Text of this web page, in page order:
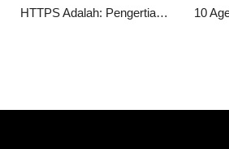
HTTPS Adalah: Pengertian, Fungsi, Cara Kerja, serta Manfaatnya bagi Website